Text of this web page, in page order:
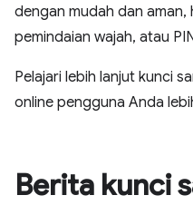
dengan mudah dan aman,
pemindaian wajah, atau
Pelajari lebih lanjut kunci
online pengguna Anda
Berita kunci